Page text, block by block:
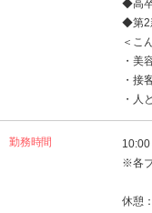
◆高
◆第2
＜こ
・美
・接
・人
勤務時間
10:00
※各
休憩